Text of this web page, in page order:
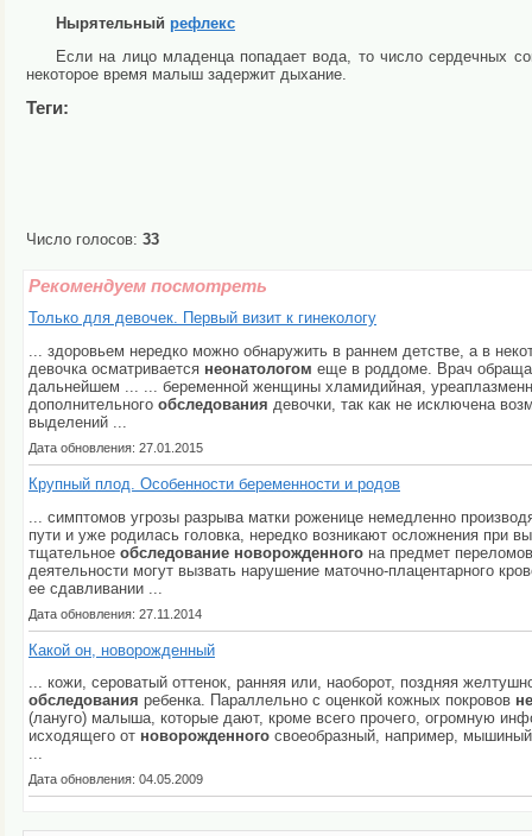
Нырятельный рефлекс
Если на лицо младенца попадает вода, то число сердечных
некоторое время малыш задержит дыхание.
Теги:
Число голосов: 33
Рекомендуем посмотреть
Только для девочек. Первый визит к гинекологу
... здоровьем нередко можно обнаружить в раннем детстве, а в
девочка осматривается неонатологом еще в роддоме. Врач
дальнейшем ... ... беременной женщины хламидийная,
дополнительного обследования девочки, так как не исключена
выделений ...
Дата обновления: 27.01.2015
Крупный плод. Особенности беременности и родов
... симптомов угрозы разрыва матки роженице немедленно
пути и уже родилась головка, нередко возникают осложнения при
тщательное обследование новорожденного на предмет
деятельности могут вызвать нарушение маточно-плацентарного
ее сдавливании ...
Дата обновления: 27.11.2014
Какой он, новорожденный
... кожи, сероватый оттенок, ранняя или, наоборот, поздняя
обследования ребенка. Параллельно с оценкой кожных покровов
(лануго) малыша, которые дают, кроме всего прочего, огромную
исходящего от новорожденного своеобразный, например, мышиный
...
Дата обновления: 04.05.2009